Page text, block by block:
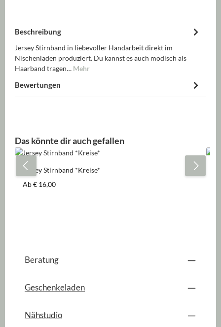
Beschreibung
Jersey Stirnband in liebevoller Handarbeit direkt im
Nischenladen produziert. Du kannst es auch modisch als
Haarband tragen… Mehr
Bewertungen
Produktgalerie überspringen
Das könnte dir auch gefallen
Jersey Stirnband *Kreise*
Regulärer Preis:
Ab€ 16,00
Beratung
Geschenkeladen
Nähstudio